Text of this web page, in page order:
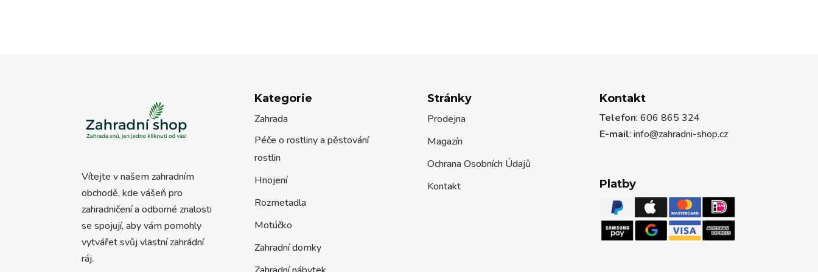
Vítejte v našem zahradním
obchodě, kde vášeň pro
zahradničení a odborné znalosti
se spojují, aby vám pomohly
vytvářet svůj vlastní zahrádní
ráj.
Kategorie
Zahrada
Péče o rostliny a pěstování
rostlin
Hnojení
Rozmetadla
Motúčko
Zahradní domky
Stránky
Prodejna
Magazín
Ochrana Osobních Údajů
Kontakt
Kontakt
Telefon: 606 865 324
E-mail: info@zahradni-shop.cz
Platby